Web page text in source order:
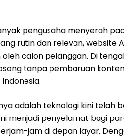
pengusaha menyerah
rutin dan relevan, website
calon pelanggan. Di
tanpa pembaruan
adalah teknologi kini telah
menjadi penyelamat bagi
jam di depan layar.